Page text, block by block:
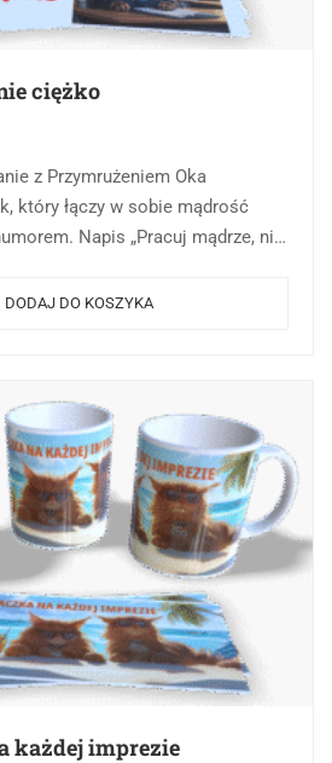
ciężko
z Przymrużeniem Oka
który łączy w sobie mądrość
Napis „Pracuj mądrze, nie
DODAJ DO KOSZYKA
każdej imprezie